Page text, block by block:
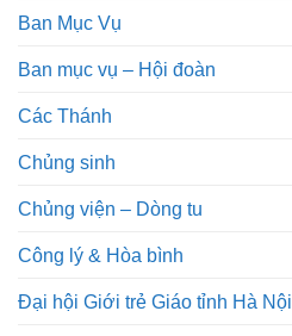
Ban Mục Vụ
Ban mục vụ – Hội đoàn
Các Thánh
Chủng sinh
Chủng viện – Dòng tu
Công lý & Hòa bình
Đại hội Giới trẻ Giáo tỉnh Hà Nội